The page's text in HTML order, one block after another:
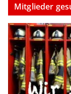
Mitglieder